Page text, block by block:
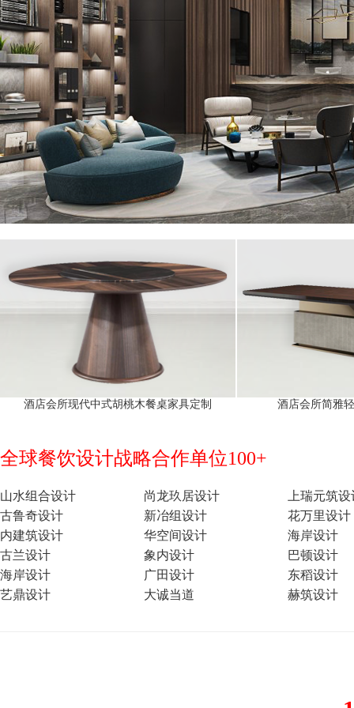
酒店会所现代中式胡桃木餐桌家具定制 酒店会所简雅
全球餐饮设计战略合作单位100+
山水组合设计 尚龙玖居设计
上瑞元筑
古鲁奇设计
新冶组设计
花万里设计
内建筑设计
华空间设计
海岸设计
古兰设计
象内设计
巴顿设计
海岸设计
广田设计
东稻设计
艺鼎设计
大诚当道 赫筑设计